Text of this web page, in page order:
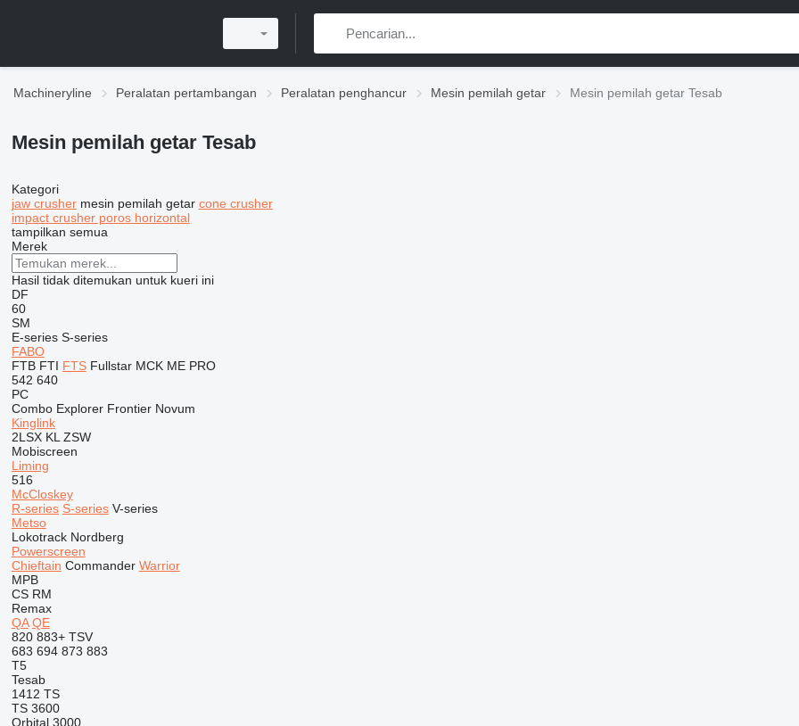
Machineryline Peralatan pertambangan Peralatan penghancur Mesin pemilah getar Mesin pemilah getar Tesab
Mesin pemilah getar Tesab
Kategori
jaw crusher mesin pemilah getar cone crusher
impact crusher poros horizontal
tampilkan semua
Merek
Hasil tidak ditemukan untuk kueri ini
DF
60
SM
E-series S-series
FABO
FTB FTI FTS Fullstar MCK ME PRO
542 640
PC
Combo Explorer Frontier Novum
Kinglink
2LSX KL ZSW
Mobiscreen
Liming
516
McCloskey
R-series S-series V-series
Metso
Lokotrack Nordberg
Powerscreen
Chieftain Commander Warrior
MPB
CS RM
Remax
QA QE
820 883+ TSV
683 694 873 883
T5
Tesab
1412 TS
TS 3600
Orbital 3000